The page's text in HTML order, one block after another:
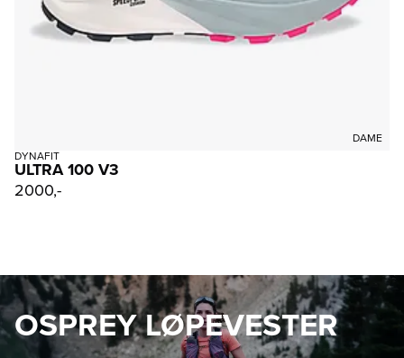
DAME
DYNAFIT
ULTRA 100 V3
2000,-
OSPREY LØPEVESTER